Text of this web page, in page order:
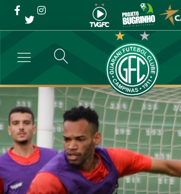
Elenco Bugrino
preparação para
Avaí
→ Futebol Profissional → Elenco Bugrino